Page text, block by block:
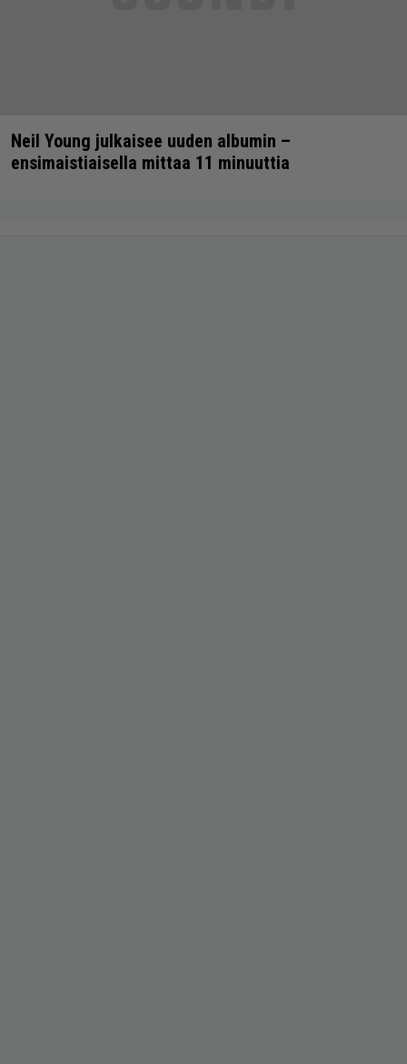
Neil Young julkaisee uuden albumin –
ensimaistiaisella mittaa 11 minuuttia